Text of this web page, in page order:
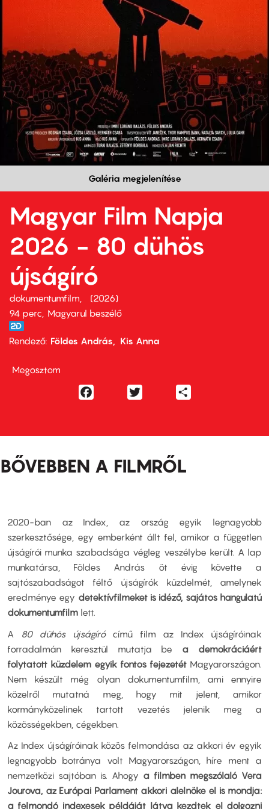
Galéria megjelenítése
Magyar Film Napja
2026 - 80 dühös
újságíró
dokumentumfilm
2026
94 perc,
Magyarul beszélő
Rendező Földes András Kis Anna
Megosztom
Facebook
BŐVEBBEN A FILMRŐL
2020-ban az Index, az ország egyik legnagyobb
szerkesztősége, egy emberként állt fel, amikor a független
újságírói munka szabadsága végleg veszélybe került. A lap
munkatársa, Földes András öt évig követte a
sajtószabadságot féltő újságírók küzdelmét, amelynek
eredménye egy detektívfilmeket is idéző, sajátos hangulatú
dokumentumfilm lett.
A
80 dühös újságírócímű film az Index újságíróinak
forradalmán keresztül mutatja be a demokráciáért
folytatott küzdelem egyik fontos fejezetét Magyarországon.
Nem készült még olyan dokumentumfilm, ami ennyire
közelről mutatná meg, hogy mit jelent, amikor
kormányközelinek tartott vezetés jelenik meg a
közösségekben, cégekben.
Az Index újságíróinak közös felmondása az akkori év egyik
legnagyobb botránya volt Magyarországon, híre ment a
nemzetközi sajtóban is. Ahogy a filmben megszólaló Vera
Jourova, az Európai Parlament akkori alelnöke el is mondja:
a felmondó indexesek példáját látva kezdtek el dolgozni